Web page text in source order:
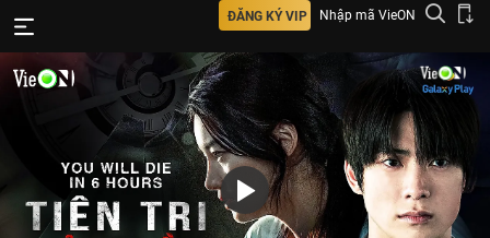
ĐĂNG KÝ VIP Nhập mã VieON